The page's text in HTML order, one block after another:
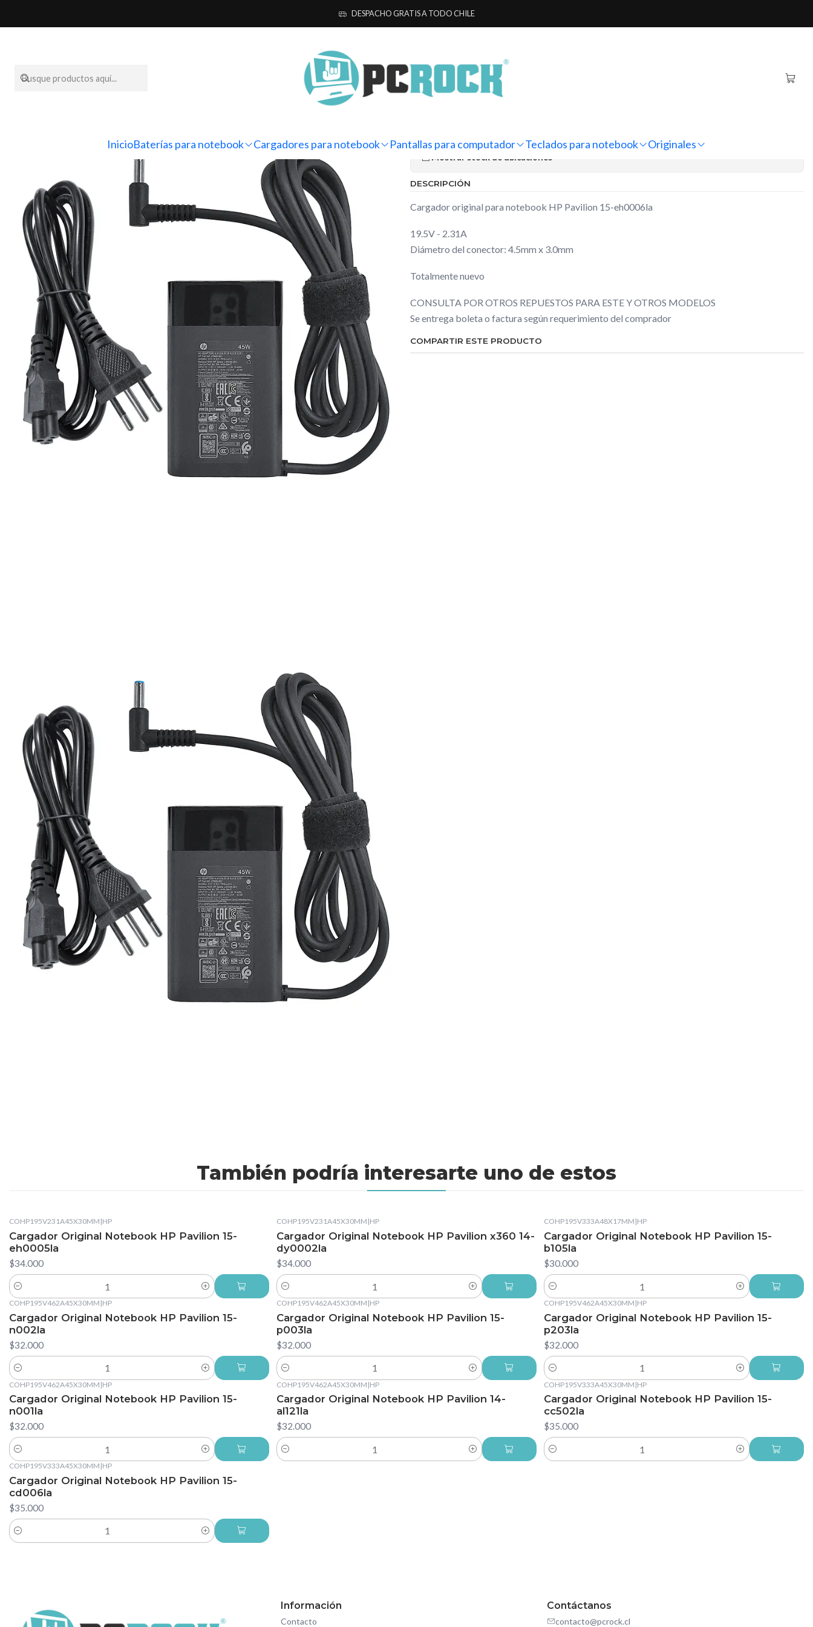
InicioBaterías para notebook Cargadores para notebook Pantallas para computador Teclados para notebook Originales
DESPACHO GRATIS A TODO CHILE
Originales HP Cargador Original Notebook HP Pavilion 15-eh0006la
Cargador Original Notebook HP
Pavilion 15-eh0006la
Mostrar stock de ubicaciones
DESCRIPCIÓN
Cargador original para notebook HP Pavilion 15-eh0006la
19.5V - 2.31A
Diámetro del conector: 4.5mm x 3.0mm
Totalmente nuevo
CONSULTA POR OTROS REPUESTOS PARA ESTE Y OTROS MODELOS
Se entrega boleta o factura según requerimiento del comprador
COMPARTIR ESTE PRODUCTO
También podría interesarte uno de estos
COHP195V231A45X30MM |HP
Cargador Original Notebook HP Pavilion 15-
eh0005la
$34.000
Cantidad
COHP195V231A45X30MM |HP
Cargador Original Notebook HP Pavilion x360 14-
dy0002la
$34.000
Cantidad
COHP195V333A48X17MM |HP
Cargador Original Notebook HP Pavilion 15-
b105la
$30.000
Cantidad
COHP195V462A45X30MM |HP
Cargador Original Notebook HP Pavilion 15-
n002la
$32.000
Cantidad
COHP195V462A45X30MM |HP
Cargador Original Notebook HP Pavilion 15-
p003la
$32.000
Cantidad
COHP195V462A45X30MM |HP
Cargador Original Notebook HP Pavilion 15-
p203la
$32.000
Cantidad
COHP195V462A45X30MM |HP
Cargador Original Notebook HP Pavilion 15-
n001la
$32.000
Cantidad
COHP195V462A45X30MM |HP
Cargador Original Notebook HP Pavilion 14-
al121la
$32.000
Cantidad
COHP195V333A45X30MM |HP
Cargador Original Notebook HP Pavilion 15-
cc502la
$35.000
Cantidad
COHP195V333A45X30MM |HP
Cargador Original Notebook HP Pavilion 15-
cd006la
$35.000
Cantidad
Información
Contacto
Contáctanos
contacto@pcrock.cl